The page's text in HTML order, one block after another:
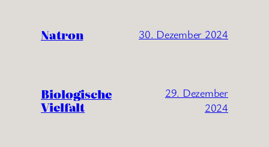
Natron 30. Dezember 2024
Biologische
Vielfalt
29. Dezember
2024